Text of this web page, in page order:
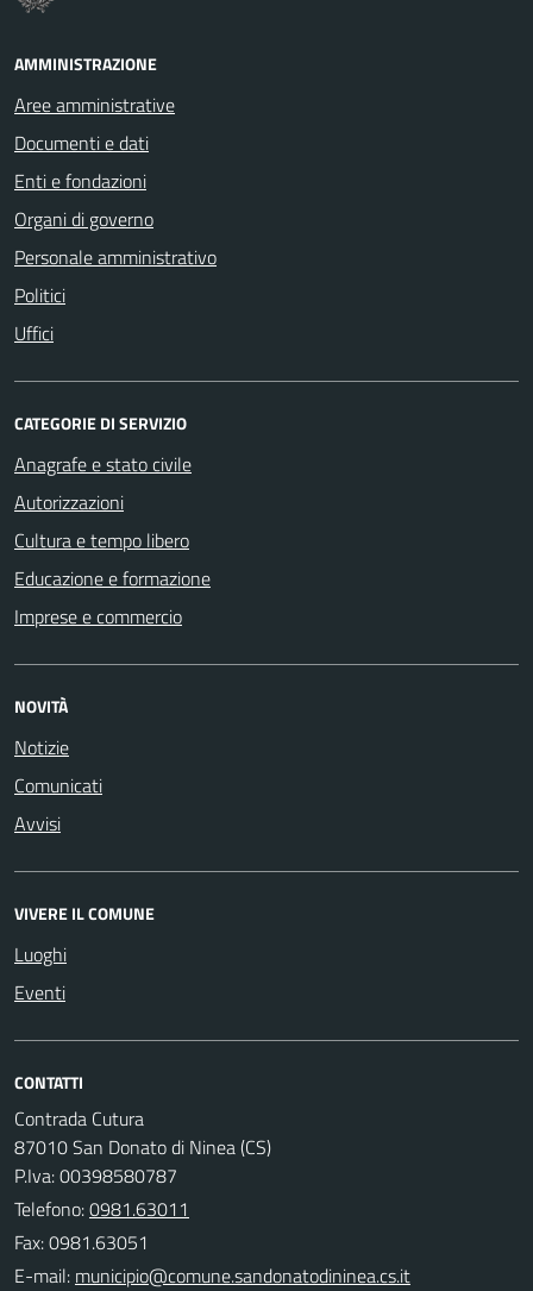
AMMINISTRAZIONE
Aree amministrative
Documenti e dati
Enti e fondazioni
Organi di governo
Personale amministrativo
Politici
Uffici
CATEGORIE DI SERVIZIO
Anagrafe e stato civile
Autorizzazioni
Cultura e tempo libero
Educazione e formazione
Imprese e commercio
NOVITÀ
Notizie
Comunicati
Avvisi
VIVERE IL COMUNE
Luoghi
Eventi
CONTATTI
Contrada Cutura
87010 San Donato di Ninea (CS)
P.Iva: 00398580787
Telefono:0981.63011
Fax: 0981.63051
E-mail: